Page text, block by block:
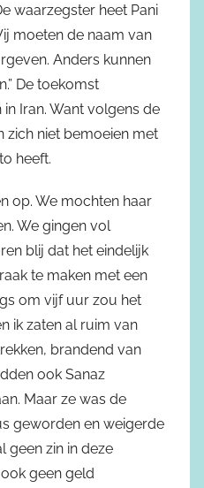
waarzegster heet Pani
moeten de naam van
Anders kunnen
De toekomst
Iran. Want volgens de
zich niet bemoeien met
heeft.
op. We mochten haar
We gingen vol
blij dat het eindelijk
te maken met een
om vijf uur zou het
ik zaten al ruim van
brandend van
ook Sanaz
Maar ze was de
geworden en weigerde
geen zin in deze
geen geld